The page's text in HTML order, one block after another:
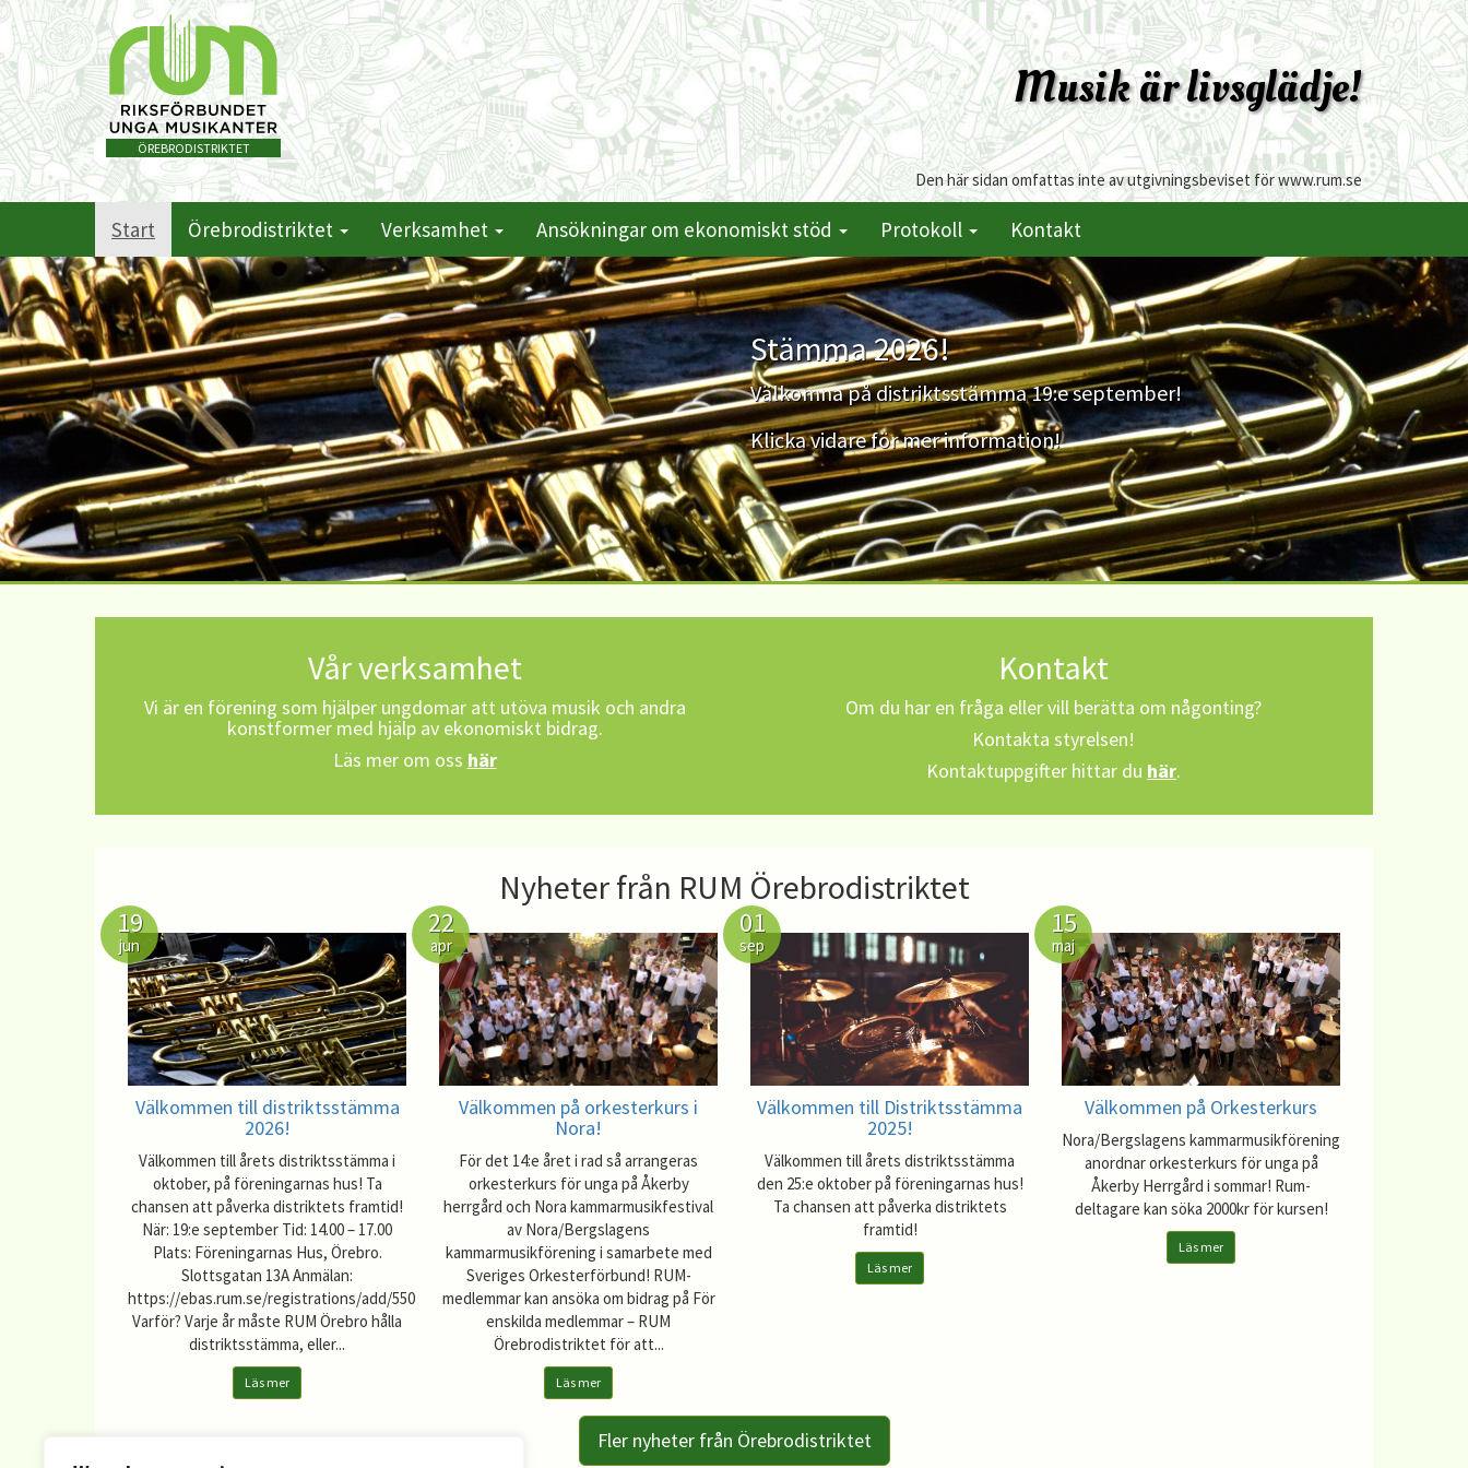
ÖREBRODISTRIKTET
Musik är livsglädje!
Den här sidan omfattas inte av utgivningsbeviset för www.rum.se
Start Örebrodistriktet Verksamhet Ansökningar om ekonomiskt stöd Protokoll Kontakt
Stämma 2026!
Välkomna på distriktsstämma 19:e september!
Klicka vidare för mer information!
Vår verksamhet
Vi är en förening som hjälper ungdomar att utöva musik och andra
konstformer med hjälp av ekonomiskt bidrag.
Läs mer om oss här
Kontakt
Om du har en fråga eller vill berätta om någonting?
Kontakta styrelsen!
Kontaktuppgifter hittar du här.
Nyheter från RUM Örebrodistriktet
19
jun
Välkommen till distriktsstämma
2026!
Välkommen till årets distriktsstämma i
oktober, på föreningarnas hus! Ta
chansen att påverka distriktets framtid!
När: 19:e september Tid: 14.00 – 17.00
Plats: Föreningarnas Hus, Örebro.
Slottsgatan 13A Anmälan:
https://ebas.rum.se/registrations/add/550
Varför? Varje år måste RUM Örebro hålla
distriktsstämma, eller...
Läs mer
22
apr
Välkommen på orkesterkurs i
Nora!
För det 14:e året i rad så arrangeras
orkesterkurs för unga på Åkerby
herrgård och Nora kammarmusikfestival
av Nora/Bergslagens
kammarmusikförening i samarbete med
Sveriges Orkesterförbund! RUM-
medlemmar kan ansöka om bidrag på För
enskilda medlemmar – RUM
Örebrodistriktet för att...
Läs mer
01
sep
Välkommen till Distriktsstämma
2025!
Välkommen till årets distriktsstämma
den 25:e oktober på föreningarnas hus!
Ta chansen att påverka distriktets
framtid!
Läs mer
15
maj
Välkommen på Orkesterkurs
Nora/Bergslagens kammarmusikförening
anordnar orkesterkurs för unga på
Åkerby Herrgård i sommar! Rum-
deltagare kan söka 2000kr för kursen!
Läs mer
Fler nyheter från Örebrodistriktet